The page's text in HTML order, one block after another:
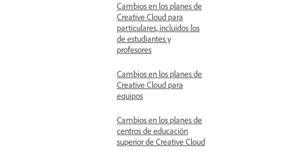
Cambios en los planes de
Creative Cloud para
particulares, incluidos los
de estudiantes y
profesores
Cambios en los planes de
Creative Cloud para
equipos
Cambios en los planes de
centros de educación
superior de Creative Cloud